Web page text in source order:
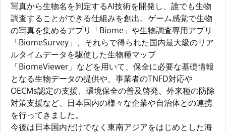
写真から生物名を判定するAI技術を開発し、誰でも生物
調査することができる仕組みを創出。ゲーム感覚で生物
の写真を集めるアプリ「Biome」や生物調査専用アプリ
「BiomeSurvey」、それらで得られた国内最大級のリア
ルタイムデータを駆使した生物種マップ
「BiomeViewer」などを用いて、保全に必要な基礎情報
となる生物データの提供や、事業者のTNFD対応や
OECMs認定の支援、環境保全の普及啓発、外来種の防除
対策支援など、日本国内の様々な企業や自治体との連携
を行ってきました。
今後は日本国内だけでなく東南アジアをはじめとした海